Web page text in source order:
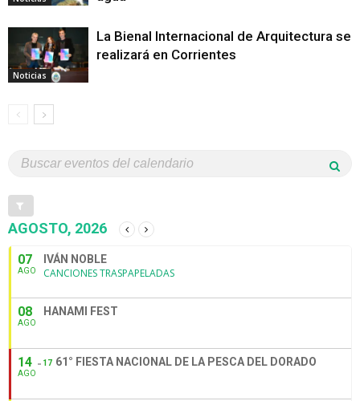
Noticias
La Bienal Internacional de Arquitectura se
realizará en Corrientes
AGOSTO, 2026
07
AGO
IVÁN NOBLE
CANCIONES TRASPAPELADAS
08
AGO
HANAMI FEST
14
AGO
17 61° FIESTA NACIONAL DE LA PESCA DEL DORADO